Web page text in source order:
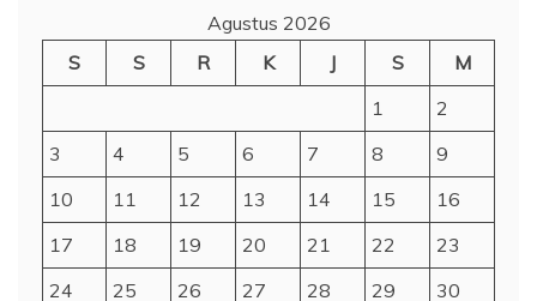
Agustus 2026
S
S R K J S
M
1
2
3
4 5 6 7 8
9
10
11 12 13 14 15
16
17
18 19 20 21 22
23
24
25 26 27 28 29
30